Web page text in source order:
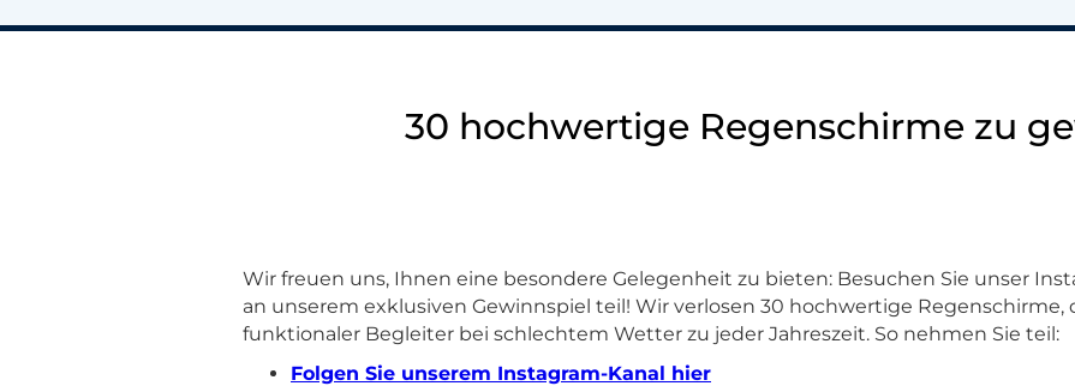
30 hochwertige Regenschirme zu
Wir freuen uns, Ihnen eine besondere Gelegenheit zu bieten: Besuchen Sie unser
an unserem exklusiven Gewinnspiel teil! Wir verlosen 30 hochwertige Regenschirme,
funktionaler Begleiter bei schlechtem Wetter zu jeder Jahreszeit. So nehmen Sie teil:
Folgen Sie unserem Instagram-Kanal hier